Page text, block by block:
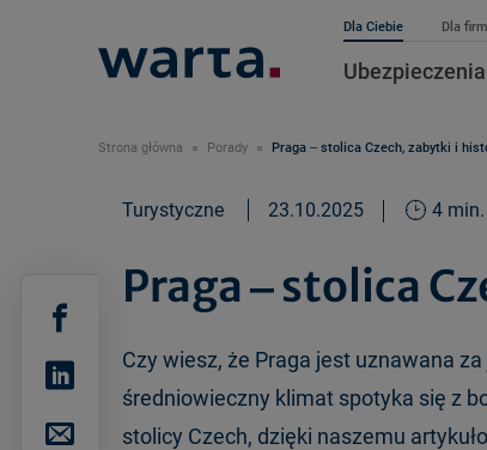
Dla Ciebie Dla
Ubezpieczenia
Strona główna Porady Praga ‒ stolica Czech, zabytki i
Turystyczne 23.10.2025 4
Praga ‒ stolica
Czy wiesz, że Praga jest uznawana
średniowieczny klimat spotyka się z
stolicy Czech, dzięki naszemu